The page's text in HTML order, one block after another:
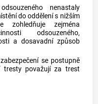
nenastaly
do oddělení s nižším
zohledňuje zejména
odsouzeného,
a dosavadní způsob
se postupně
tresty považují za trest